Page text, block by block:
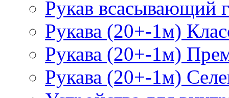
Рукав всасывающий
Рукава (20+-1м)
Рукава (20+-1м)
Рукава (20+-1м)